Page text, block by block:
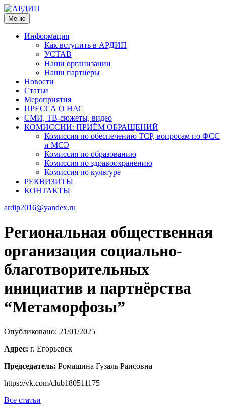
Меню
Информация
Как вступить в АРДИП
УСТАВ
Наши организации
Наши партнеры
Новости
Статьи
Мероприятия
ПРЕССА О НАС
СМИ, ТВ-сюжеты, видео
КОМИССИИ: ПРИЁМ ОБРАЩЕНИЙ
Комиссия по обеспечению ТСР, вопросам по ФСС
и МСЭ
Комиссия по образованию
Комиссия по здравоохранению
Комиссия по культуре
РЕКВИЗИТЫ
КОНТАКТЫ
ardip2016@yandex.ru
Региональная общественная
организация социально-
благотворительных
инициатив и партнёрства
“Метаморфозы”
Опубликовано: 21/01/2025
Адрес: г. Егорьевск
Председатель: Ромашина Гузаль Раисовна
https://vk.com/club180511175
Все статьи